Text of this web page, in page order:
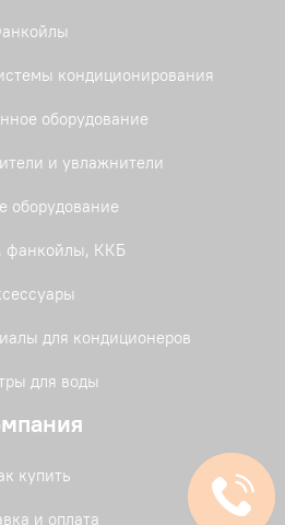
кондиционирования
оборудование
и увлажнители
оборудование
фанкойлы, ККБ
для кондиционеров
для воды
купить
и оплата